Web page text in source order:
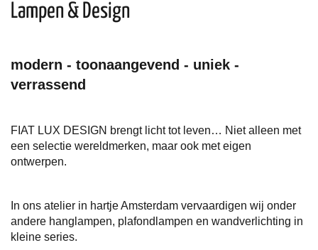
Lampen & Design
modern - toonaangevend - uniek -
verrassend
FIAT LUX DESIGN brengt licht tot leven… Niet alleen met
een selectie wereldmerken, maar ook met eigen
ontwerpen.
In ons atelier in hartje Amsterdam vervaardigen wij onder
andere hanglampen, plafondlampen en wandverlichting in
kleine series.